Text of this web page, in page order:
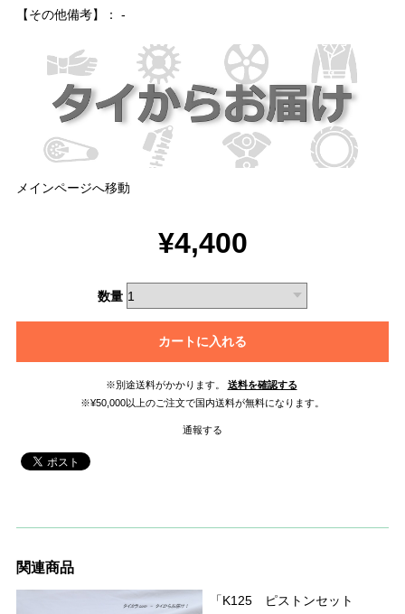
【その他備考】： -
メインページへ移動
¥4,400
数量
カートに入れる
※別途送料がかかります。
送料を確認する
※¥50,000以上のご注文で国内送料が無料になります。
通報する
関連商品
「K125 ピストンセット